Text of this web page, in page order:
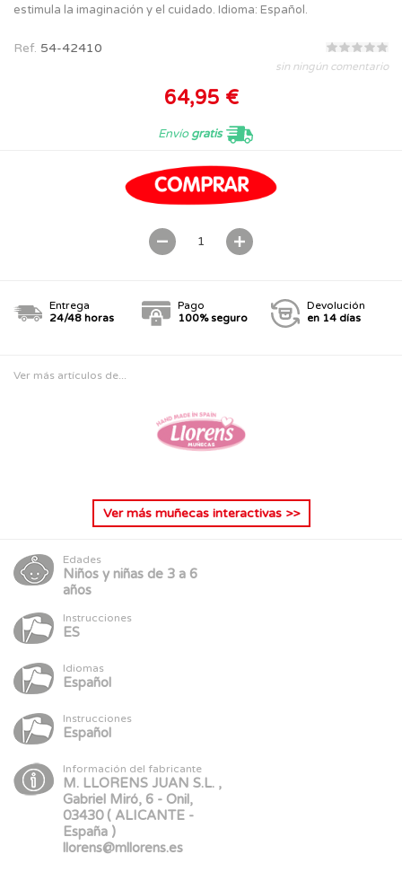
estimula la imaginación y el cuidado. Idioma: Español.
Ref. 54-42410
sin ningún comentario
64,95 €
Envíogratis
Entrega
24/48 horas
Pago
100% seguro
Devolución
en 14 días
Ver más artículos de...
Ver más muñecas interactivas>>
Edades
Niños y niñas de 3 a 6
años
Instrucciones
ES
Idiomas
Español
Instrucciones
Español
Información del fabricante
M. LLORENS JUAN S.L. ,
Gabriel Miró, 6 - Onil,
03430 ( ALICANTE -
España )
llorens@mllorens.es